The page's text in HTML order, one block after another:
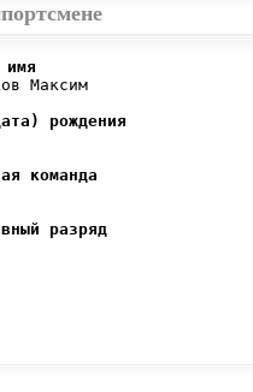
Максим
рождения
команда
разряд